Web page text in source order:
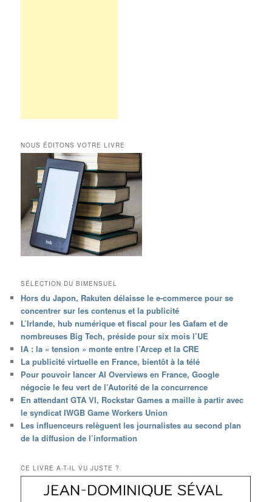
NOUS ÉDITONS VOTRE LIVRE
SÉLECTION DU BIMENSUEL
Hors du Japon, Rakuten délaisse le e-commerce pour se
concentrer sur les contenus et la publicité
L’Irlande, hub numérique et fiscal pour les Gafam et de
nombreuses Big Tech, préside pour six mois l’UE
IA : la « tension » monte entre l’Arcep et la CRE
La publicité virtuelle en France, bientôt à la télé
Pour pouvoir lancer AI Overviews en France, Google
négocie le feu vert de l’Autorité de la concurrence
En attendant GTA VI, Rockstar Games a maille à partir avec
le syndicat IWGB Game Workers Union
Les influenceurs relèguent les journalistes au second plan
de la diffusion de l’information
CE LIVRE A-T-IL VU JUSTE ?